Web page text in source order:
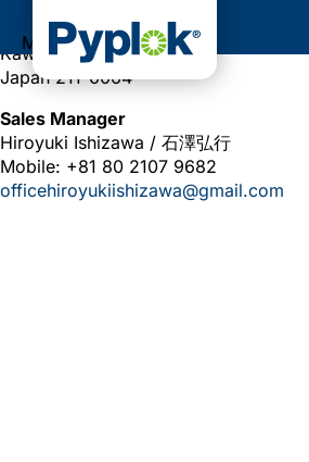
5-4 Imai Minami-cho Nakahara-ku
Kawasaki-city Kanagawa
Japan 211-0064
Sales Manager
Hiroyuki Ishizawa / 石澤弘行
Mobile: +81 80 2107 9682
officehiroyukiishizawa@gmail.com
Menú